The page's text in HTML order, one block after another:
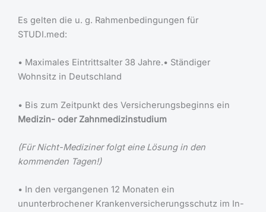
Es gelten die u. g. Rahmenbedingungen für
STUDI.med:
• Maximales Eintrittsalter 38 Jahre.• Ständiger
Wohnsitz in Deutschland
• Bis zum Zeitpunkt des Versicherungsbeginns ein
Medizin- oder Zahnmedizinstudium
(Für Nicht-Mediziner folgt eine Lösung in den
kommenden Tagen!)
• In den vergangenen 12 Monaten ein
ununterbrochener Krankenversicherungsschutz im In-